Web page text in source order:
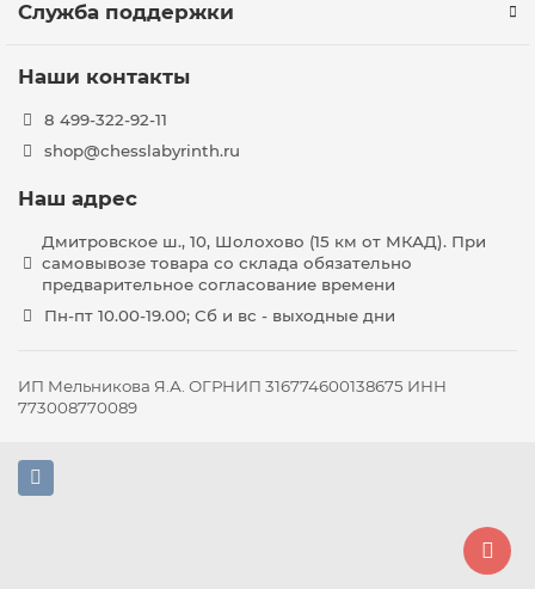
Служба поддержки
Наши контакты
8 499-322-92-11
shop@chesslabyrinth.ru
Наш адрес
Дмитровское ш., 10, Шолохово (15 км от МКАД). При
самовывозе товара со склада обязательно
предварительное согласование времени
Пн-пт 10.00-19.00; Сб и вс - выходные дни
ИП Мельникова Я.А. ОГРНИП 316774600138675 ИНН
773008770089